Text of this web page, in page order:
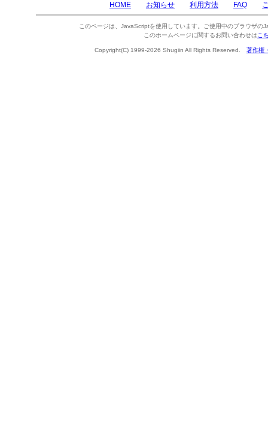
HOME お知らせ 利用方法 FAQ
このページは、JavaScriptを使用しています。ご使用中のブラウザの
このホームページに関するお問い合わせは こ
Copyright(C) 1999-2026 Shugiin All Rights Reserved. 著作権